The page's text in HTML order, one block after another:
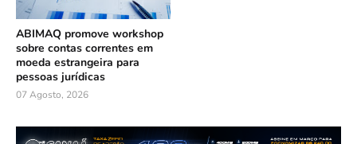
ABIMAQ promove workshop
sobre contas correntes em
moeda estrangeira para
pessoas jurídicas
07 Agosto, 2026